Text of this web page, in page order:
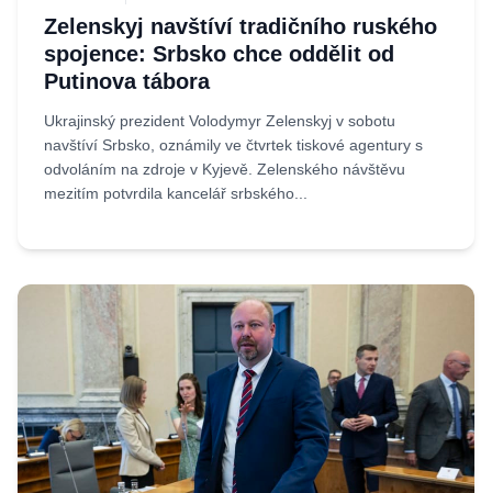
Zelenskyj navštíví tradičního ruského
spojence: Srbsko chce oddělit od
Putinova tábora
Ukrajinský prezident Volodymyr Zelenskyj v sobotu
navštíví Srbsko, oznámily ve čtvrtek tiskové agentury s
odvoláním na zdroje v Kyjevě. Zelenského návštěvu
mezitím potvrdila kancelář srbského...